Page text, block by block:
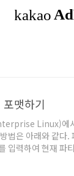
맷하기
Linux)에
법은 아래와 같다.
입력하여 현재 파
확인한다. fdisk -l
포맷으로 장치를